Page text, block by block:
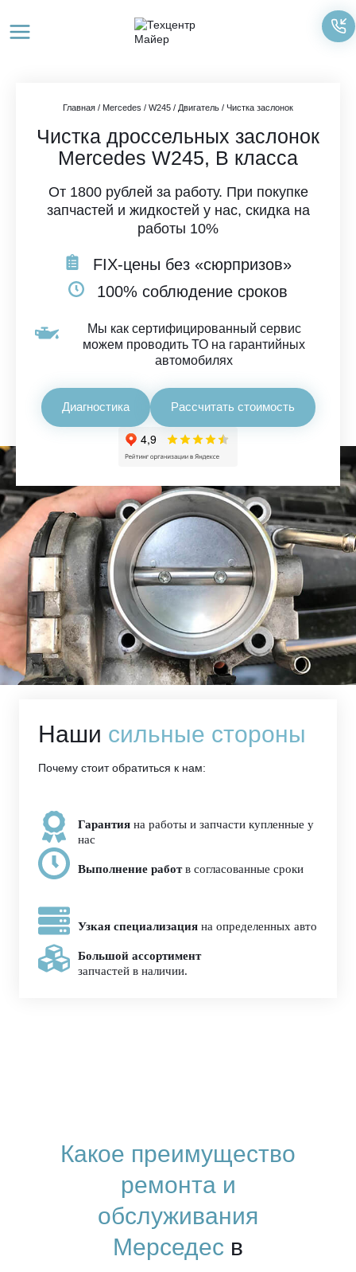
содержимому
Главная / Mercedes / W245 / Двигатель / Чистка заслонок
Чистка дроссельных заслонок
Mercedes W245, B класса
От 1800 рублей за работу. При покупке
запчастей и жидкостей у нас, скидка на
работы 10%
FIX-цены без «сюрпризов»
100% соблюдение сроков
Мы как сертифицированный сервис
можем проводить ТО на гарантийных
автомобилях
Диагностика Рассчитать стоимость
Наши сильные стороны
Почему стоит обратиться к нам:
Гарантия на работы и запчасти купленные у
нас
Выполнение работв согласованные сроки
Узкая специализация на определенных авто
Большой ассортимент
запчастей в наличии.
Какое преимущество
ремонта и
обслуживания
Мерседес в